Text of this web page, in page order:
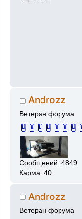
Androzz
Ветеран форума
Сообщений: 4849
Карма: 40
Androzz
Ветеран форума